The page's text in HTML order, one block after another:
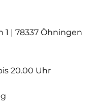
| 78337 Öhningen
20.00 Uhr